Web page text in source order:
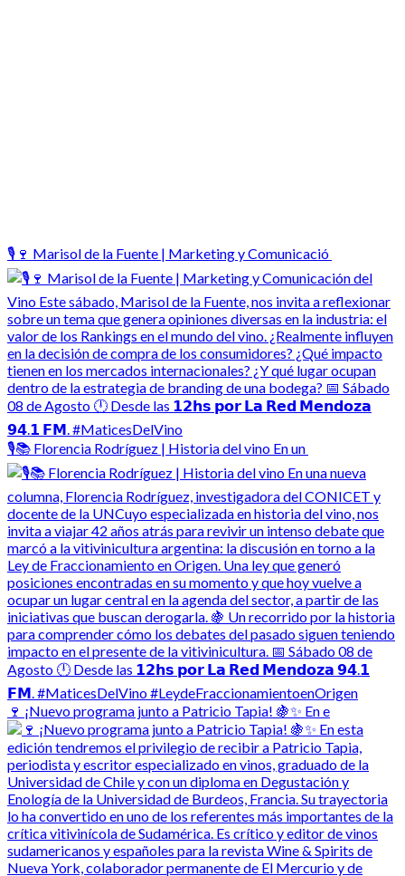
🎙️🍷 Marisol de la Fuente | Marketing y Comunicació
🎙️📚 Florencia Rodríguez | Historia del vino En un
🍷 ¡Nuevo programa junto a Patricio Tapia! 🍇✨ En e